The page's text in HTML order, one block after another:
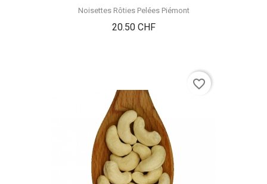
Noisettes Rôties Pelées Piémont
20.50 CHFPrix
favorite_border